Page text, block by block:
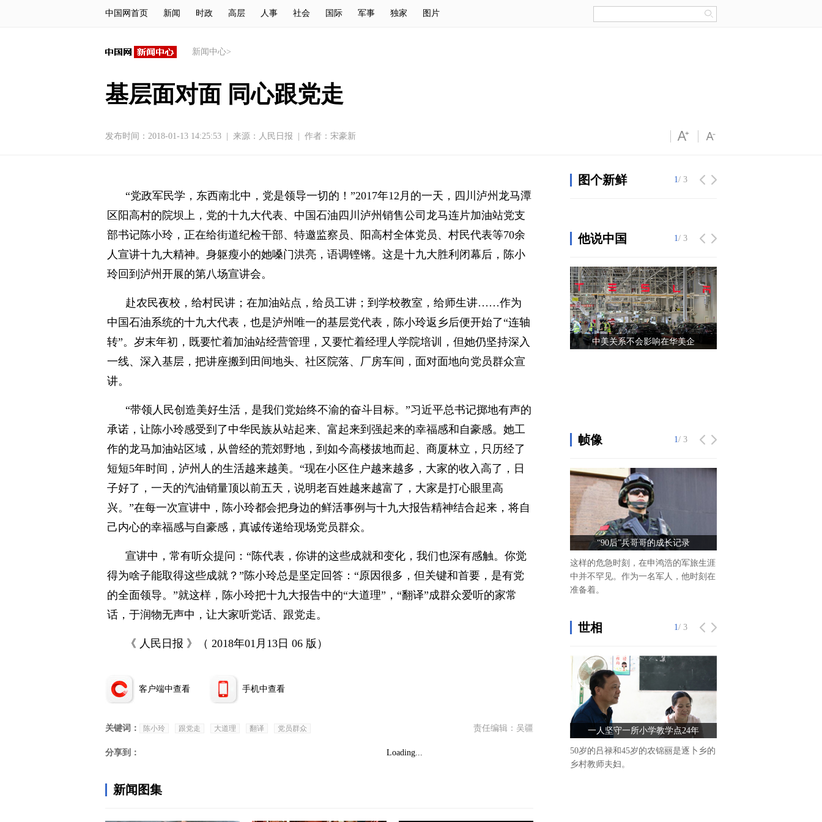
中国网首页 新闻 时政 高层 人事 社会 国际 军事 独家 图片
新闻中心>
基层面对面 同心跟党走
发布时间：2018-01-13 14:25:53 来源： 人民日报 作者：宋豪新
“党政军民学，东西南北中，党是领导一切的！”2017年12月的一天，四川泸州龙马潭
区阳高村的院坝上，党的十九大代表、中国石油四川泸州销售公司龙马连片加油站党支
部书记陈小玲，正在给街道纪检干部、特邀监察员、阳高村全体党员、村民代表等70余
人宣讲十九大精神。身躯瘦小的她嗓门洪亮，语调铿锵。这是十九大胜利闭幕后，陈小
玲回到泸州开展的第八场宣讲会。
赴农民夜校，给村民讲；在加油站点，给员工讲；到学校教室，给师生讲……作为
中国石油系统的十九大代表，也是泸州唯一的基层党代表，陈小玲返乡后便开始了“连轴
转”。岁末年初，既要忙着加油站经营管理，又要忙着经理人学院培训，但她仍坚持深入
一线、深入基层，把讲座搬到田间地头、社区院落、厂房车间，面对面地向党员群众宣
讲。
“带领人民创造美好生活，是我们党始终不渝的奋斗目标。”习近平总书记掷地有声的
承诺，让陈小玲感受到了中华民族从站起来、富起来到强起来的幸福感和自豪感。她工
作的龙马加油站区域，从曾经的荒郊野地，到如今高楼拔地而起、商厦林立，只历经了
短短5年时间，泸州人的生活越来越美。“现在小区住户越来越多，大家的收入高了，日
子好了，一天的汽油销量顶以前五天，说明老百姓越来越富了，大家是打心眼里高
兴。”在每一次宣讲中，陈小玲都会把身边的鲜活事例与十九大报告精神结合起来，将自
己内心的幸福感与自豪感，真诚传递给现场党员群众。
宣讲中，常有听众提问：“陈代表，你讲的这些成就和变化，我们也深有感触。你觉
得为啥子能取得这些成就？”陈小玲总是坚定回答：“原因很多，但关键和首要，是有党
的全面领导。”就这样，陈小玲把十九大报告中的“大道理”，“翻译”成群众爱听的家常
话，于润物无声中，让大家听党话、跟党走。
《 人民日报 》（ 2018年01月13日 06 版）
客户端中查看 手机中查看
关键词： 陈小玲 跟党走 大道理 翻译 党员群众 责任编辑：吴疆
分享到： Loading...